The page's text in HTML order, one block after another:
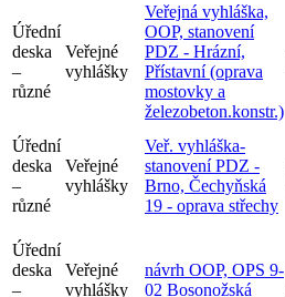
Úřední
deska
–
různé
Veřejné
vyhlášky
Veřejná vyhláška,
OOP, stanovení
PDZ - Hrázní,
Přístavní (oprava
mostovky a
železobeton.konstr.)
Úřední
deska
–
různé
Veřejné
vyhlášky
Veř. vyhláška-
stanovení PDZ -
Brno, Čechyňská
19 - oprava střechy
Úřední
deska
–
Veřejné
vyhlášky
návrh OOP, OPS 9-
02 Bosonožská